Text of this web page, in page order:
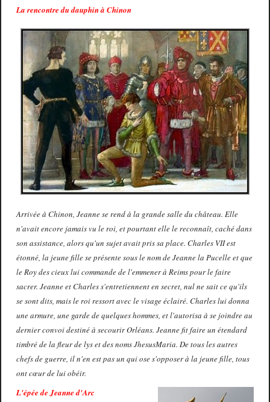
La rencontre du dauphin à Chinon
Arrivée à Chinon, Jeanne se rend à la grande salle du château. Elle
n'avait encore jamais vu le roi, et pourtant elle le reconnaît, caché dans
son assistance, alors qu'un sujet avait pris sa place. Charles VII est
étonné, la jeune fille se présente sous le nom de Jeanne la Pucelle et que
le Roy des cieux lui commande de l'emmener à Reims pour le faire
sacrer. Jeanne et Charles s'entretiennent en secret, nul ne sait ce qu'ils
se sont dits, mais le roi ressort avec le visage éclairé. Charles lui donna
une armure, une garde de quelques hommes, et l'autorisa à se joindre au
dernier convoi destiné à secourir Orléans. Jeanne fit faire un étendard
timbré de la fleur de lys et des noms JhesusMaria. De tous les autres
chefs de guerre, il n'en est pas un qui ose s'opposer à la jeune fille, tous
ont cœur de lui obéir.
L'épée de Jeanne d'Arc